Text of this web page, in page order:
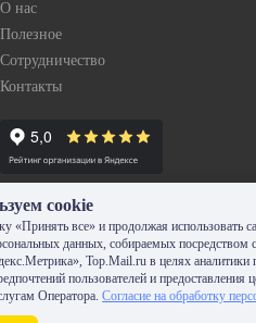
О нас
Полезное
Сотрудничество
Контакты
cookie
«Принять все» и продолжая использовать
данных, собираемых посредством
Top.Mail.ru в целях аналитики
пользователей и
Оператора.Согласие на обработку